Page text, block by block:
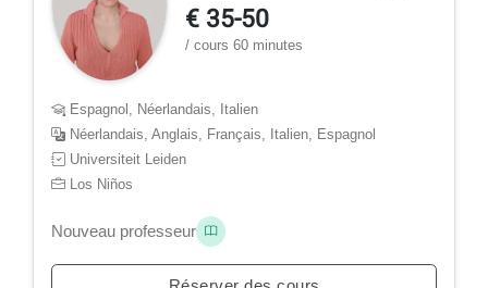
€ 35-50
/ cours 60 minutes
Espagnol, Néerlandais, Italien
Néerlandais, Anglais, Français, Italien, Espagnol
Universiteit Leiden
Los Niños
Nouveau professeur